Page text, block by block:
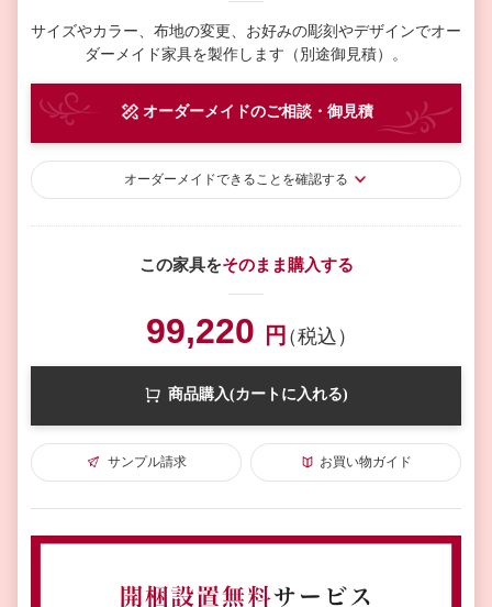
サイズやカラー、布地の変更、お好みの彫刻やデザインでオー
ダーメイド家具を製作します（別途御見積）。
オーダーメイドのご相談・御見積
オーダーメイドできることを確認する
この家具をそのまま購入する
99,220 円（税込）
商品購入(カートに入れる)
サンプル請求 お買い物ガイド